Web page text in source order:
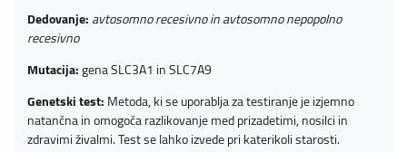
Dedovanje:avtosomno recesivno in avtosomno nepopolno
recesivno
Mutacija:gena SLC3A1 in SLC7A9
Genetski test:Metoda, ki se uporablja za testiranje je izjemno
natančna in omogoča razlikovanje med prizadetimi, nosilci in
zdravimi živalmi. Test se lahko izvede pri katerikoli starosti.